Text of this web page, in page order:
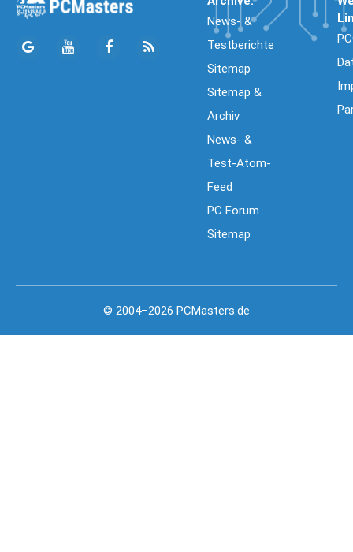
News- &
Testberichte
Sitemap
Sitemap &
Archiv
News- &
Test-Atom-
Feed
PC Forum
Sitemap
© 2004–2026 PCMasters.de